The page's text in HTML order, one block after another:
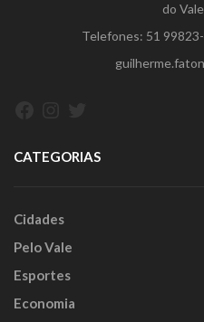
do
Telefones: 51
CATEGORIAS
Cidades
Pelo Vale
Esportes
Economia